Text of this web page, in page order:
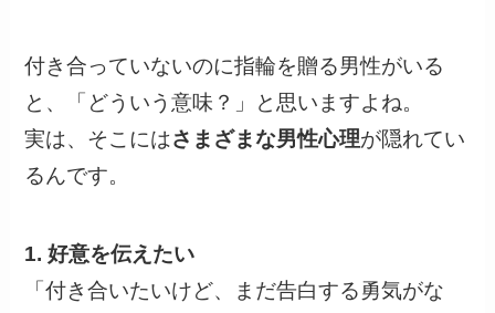
付き合っていないのに指輪を贈る男性がいる
と、「どういう意味？」と思いますよね。
実は、そこにはさまざまな男性心理が隠れてい
るんです。
1. 好意を伝えたい
「付き合いたいけど、まだ告白する勇気がな